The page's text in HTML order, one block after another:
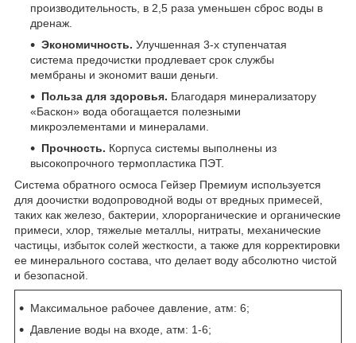
производительность, в 2,5 раза уменьшен сброс воды в
дренаж.
Экономичность. Улучшенная 3-х ступенчатая
система предочистки продлевает срок службы
мембраны и экономит ваши деньги.
Польза для здоровья. Благодаря минерализатору
«Баскон» вода обогащается полезными
микроэлементами и минералами.
Прочность. Корпуса системы выполнены из
высокопрочного термопластика ПЭТ.
Система обратного осмоса Гейзер Премиум используется
для доочистки водопроводной воды от вредных примесей,
таких как железо, бактерии, хлорорганические и органические
примеси, хлор, тяжелые металлы, нитраты, механические
частицы, избыток солей жесткости, а также для корректировки
ее минерального состава, что делает воду абсолютно чистой
и безопасной.
Максимальное рабочее давление, атм: 6;
Давление воды на входе, атм: 1-6;